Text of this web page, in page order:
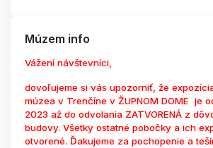
Múzem info
Vážení návštevníci,
dovoľujeme si vás upozorniť, že
múzea v Trenčíne v ŽUPNOM DOME je
2023 až do odvolania ZATVORENÁ z
budovy. Všetky ostatné pobočky a ich
otvorené. Ďakujeme za pochopenie a